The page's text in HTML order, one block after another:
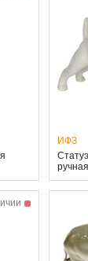
ИФЗ